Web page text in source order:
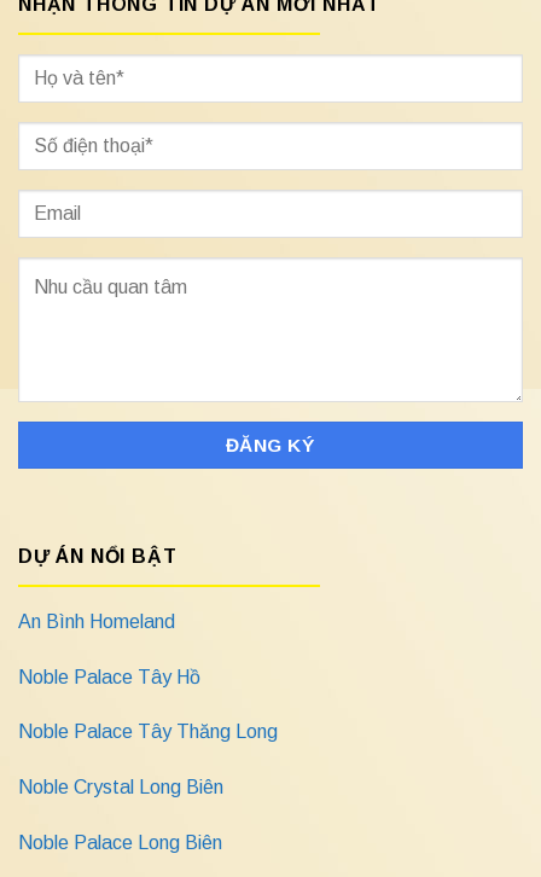
NHẬN THÔNG TIN DỰ ÁN MỚI NHẤT
DỰ ÁN NỔI BẬT
An Bình Homeland
Noble Palace Tây Hồ
Noble Palace Tây Thăng Long
Noble Crystal Long Biên
Noble Palace Long Biên